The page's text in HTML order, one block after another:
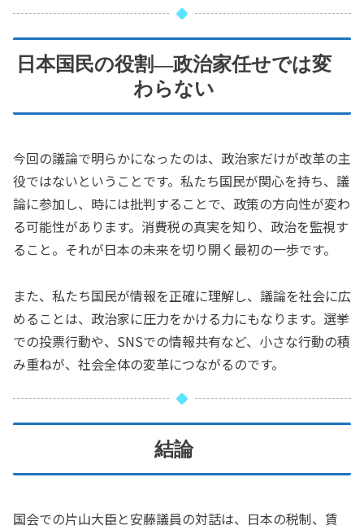
日本国民の役割—政治家任せでは変
わらない
今回の議論で明らかになったのは、政治家だけが改革の主
役ではないということです。私たち国民が関心を持ち、議
論に参加し、時には批判することで、政策の方向性が変わ
る可能性があります。消費税の真実を知り、政治を監視す
ること。それが日本の未来を切り開く最初の一歩です。
また、私たち国民が情報を正確に理解し、議論を社会に広
めることは、政治家に圧力をかける力にもなります。選挙
での投票行動や、SNSでの情報共有など、小さな行動の積
み重ねが、社会全体の変革につながるのです。
結論
国会での片山大臣と安藤議員の対話は、日本の税制、賃